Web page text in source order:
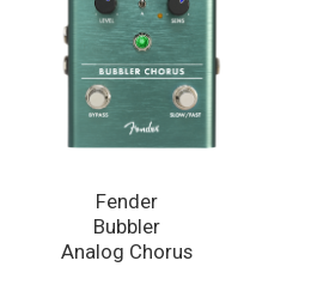
Fender
Bubbler
Analog Chorus